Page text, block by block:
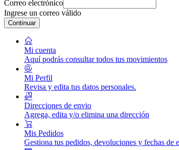
Correo electrónico
Ingrese un correo válido
Continuar
Mi cuenta
Aquí podrás consultar todos tus movimientos
Mi Perfil
Revisa y edita tus datos personales.
Direcciones de envio
Agrega, edita y/o elimina una dirección
Mis Pedidos
Gestiona tus pedidos, devoluciones y fechas de